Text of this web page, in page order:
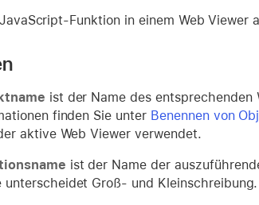
Funktion in einem Web Viewer
ist der Name des entsprechenden
finden Sie unter Benennen von
aktive Web Viewer verwendet.
ist der Name der
unterscheidet Groß- und Kleinschreibung.